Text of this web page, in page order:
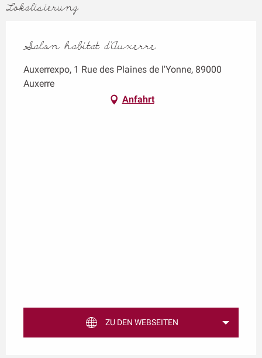
Lokalisierung
Salon habitat d’Auxerre
Auxerrexpo, 1 Rue des Plaines de l'Yonne, 89000
Auxerre
Anfahrt
ZU DEN WEBSEITEN